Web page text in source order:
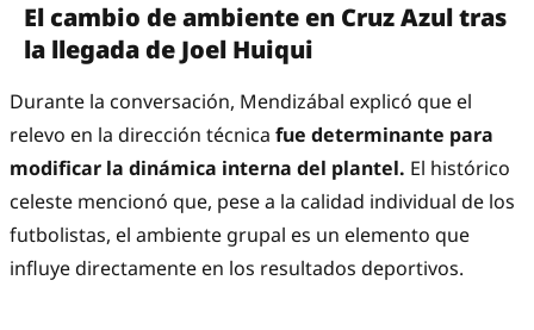
El cambio de ambiente en Cruz Azul tras
la llegada de Joel Huiqui
Durante la conversación, Mendizábal explicó que el
relevo en la dirección técnica fue determinante para
modificar la dinámica interna del plantel. El histórico
celeste mencionó que, pese a la calidad individual de los
futbolistas, el ambiente grupal es un elemento que
influye directamente en los resultados deportivos.